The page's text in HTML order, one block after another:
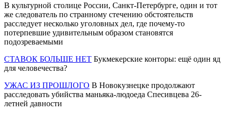
В культурной столице России, Санкт-Петербурге, один и тот
же следователь по странному стечению обстоятельств
расследует несколько уголовных дел, где почему-то
потерпевшие удивительным образом становятся
подозреваемыми
СТАВОК БОЛЬШЕ НЕТ Букмекерские конторы: ещё один яд
для человечества?
УЖАС ИЗ ПРОШЛОГО В Новокузнецке продолжают
расследовать убийства маньяка-людоеда Спесивцева 26-
летней давности